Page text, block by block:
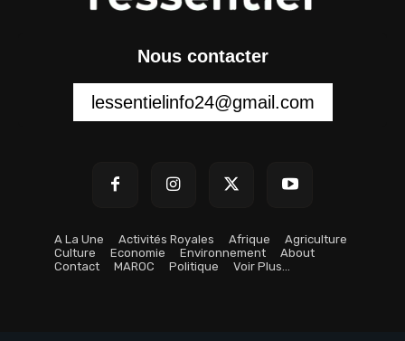
Nous contacter
lessentielinfo24@gmail.com
A La Une Activités Royales Afrique
Agriculture
Culture
Economie Environnement
About
Contact
MAROC Politique Voir Plus…